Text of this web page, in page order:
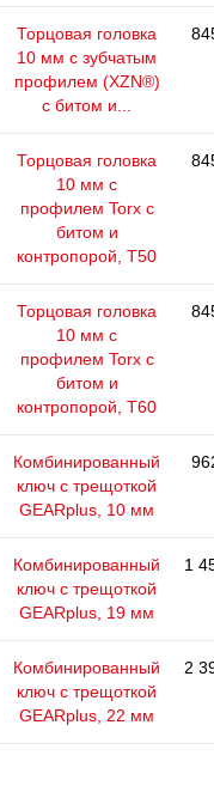
Торцовая головка
10 мм с зубчатым
профилем (XZN®)
с битом и...
Торцовая головка
10 мм с
профилем Torx с
битом и
контропорой, T50
Торцовая головка
10 мм с
профилем Torx с
битом и
контропорой, T60
Комбинированный
ключ с трещоткой
GEARplus, 10 мм
Комбинированный
ключ с трещоткой
GEARplus, 19 мм
1
Комбинированный
ключ с трещоткой
GEARplus, 22 мм
2